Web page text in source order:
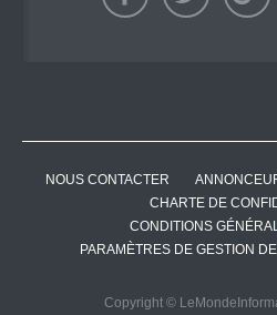
NOUS CONTACTER
CHARTE DE
CONDITIONS
PARAMÈTRES DE GESTION
Copyright ©